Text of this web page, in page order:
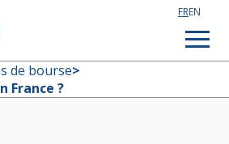
FREN
de bourse>
France ?